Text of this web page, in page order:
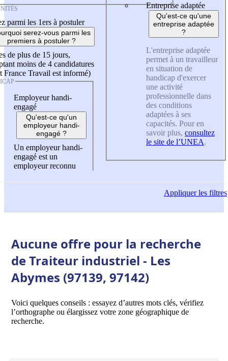
parmi les 1ers à postuler
serez-vous parmi les
premiers à postuler ?
de plus de 15 jours,
moins de 4 candidatures
France Travail est informé)
Employeur handi-
engagé
Qu'est-ce qu'un
employeur handi-
engagé ?
Un employeur handi-
engagé est un
employeur reconnu
Entreprise adaptée
Qu'est-ce qu'une
entreprise adaptée
?
L'entreprise adaptée
permet à un travailleur
en situation de
handicap d'exercer
une activité
professionnelle dans
des conditions
adaptées à ses
capacités. Pour en
savoir plus, consultez
le site de l’UNEA.
Appliquerles filtres
Aucune offre pour la recherche
de Traiteur industriel - Les
Abymes (97139, 97142)
Voici quelques conseils : essayez d’autres mots clés, vérifiez
l’orthographe ou élargissez votre zone géographique de
recherche.